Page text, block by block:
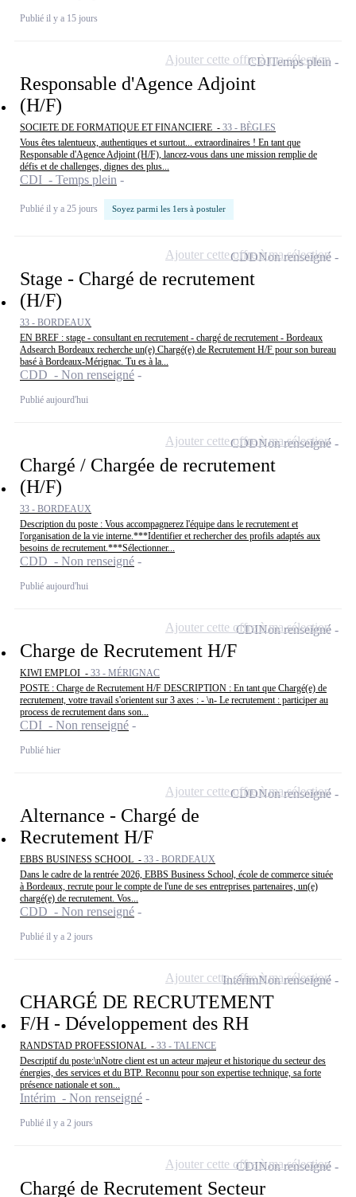
Publié il y a 15 jours
Responsable d'Agence Adjoint
(H/F)
SOCIETE DE FORMATIQUE ET FINANCIERE - 33 - BÈGLES
Vous êtes talentueux, authentiques et surtout... extraordinaires ! En tant que
Responsable d'Agence Adjoint (H/F), lancez-vous dans une mission remplie de
défis et de challenges, dignes des plus...
CDI - Temps plein
Publié il y a 25 jours Soyez parmi les 1ers à postuler
CDITemps plein
Ajouter cette offre à ma sélection
Stage - Chargé de recrutement
(H/F)
33 - BORDEAUX
EN BREF : stage - consultant en recrutement - chargé de recrutement - Bordeaux
Adsearch Bordeaux recherche un(e) Chargé(e) de Recrutement H/F pour son bureau
basé à Bordeaux-Mérignac. Tu es à la...
CDD - Non renseigné
Publié aujourd'hui
CDDNon renseigné
Ajouter cette offre à ma sélection
Chargé / Chargée de recrutement
(H/F)
33 - BORDEAUX
Description du poste : Vous accompagnerez l'équipe dans le recrutement et
l'organisation de la vie interne.***Identifier et rechercher des profils adaptés aux
besoins de recrutement.***Sélectionner...
CDD - Non renseigné
Publié aujourd'hui
CDDNon renseigné
Ajouter cette offre à ma sélection
Charge de Recrutement H/F
KIWI EMPLOI - 33 - MÉRIGNAC
POSTE : Charge de Recrutement H/F DESCRIPTION : En tant que Chargé(e) de
recrutement, votre travail s'orientent sur 3 axes : - \n- Le recrutement : participer au
process de recrutement dans son...
CDI - Non renseigné
Publié hier
CDINon renseigné
Ajouter cette offre à ma sélection
Alternance - Chargé de
Recrutement H/F
EBBS BUSINESS SCHOOL - 33 - BORDEAUX
Dans le cadre de la rentrée 2026, EBBS Business School, école de commerce située
à Bordeaux, recrute pour le compte de l'une de ses entreprises partenaires, un(e)
chargé(e) de recrutement. Vos...
CDD - Non renseigné
Publié il y a 2 jours
CDDNon renseigné
Ajouter cette offre à ma sélection
CHARGÉ DE RECRUTEMENT
F/H - Développement des RH
RANDSTAD PROFESSIONAL - 33 - TALENCE
Descriptif du poste:\nNotre client est un acteur majeur et historique du secteur des
énergies, des services et du BTP. Reconnu pour son expertise technique, sa forte
présence nationale et son...
Intérim - Non renseigné
Publié il y a 2 jours
IntérimNon renseigné
Ajouter cette offre à ma sélection
Chargé de Recrutement Secteur
CDINon renseigné
Ajouter cette offre à ma sélection